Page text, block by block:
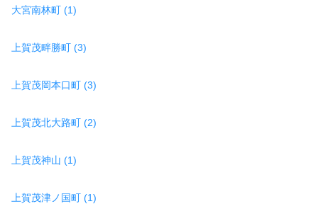
大宮南林町 (1)
上賀茂畔勝町 (3)
上賀茂岡本口町 (3)
上賀茂北大路町 (2)
上賀茂神山 (1)
上賀茂津ノ国町 (1)